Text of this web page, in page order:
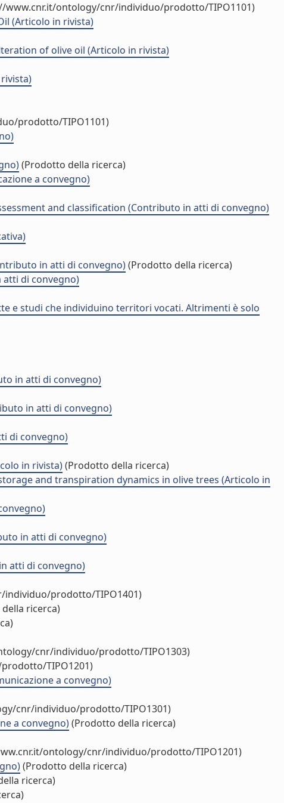
www.cnr.it/ontology/cnr/individuo/prodotto/TIPO1101)
(Articolo in rivista)
of olive oil (Articolo in rivista)
prodotto/TIPO1101)
(Prodotto della ricerca)
a convegno)
and classification (Contributo in atti di convegno)
in atti di convegno)(Prodotto della ricerca)
atti di convegno)
e studi che individuino territori vocati. Altrimenti è solo
in atti di convegno)
in atti di convegno)
di convegno)
in rivista)(Prodotto della ricerca)
and transpiration dynamics in olive trees (Articolo in
in atti di convegno)
atti di convegno)
prodotto/TIPO1401)
ricerca)
cnr/individuo/prodotto/TIPO1303)
TIPO1201)
a convegno)
cnr/individuo/prodotto/TIPO1301)
a convegno)(Prodotto della ricerca)
ontology/cnr/individuo/prodotto/TIPO1201)
(Prodotto della ricerca)
ricerca)